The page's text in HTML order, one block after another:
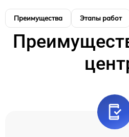
Преимущества Этапы работ